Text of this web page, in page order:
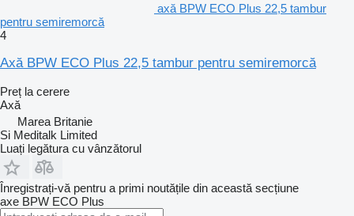
axă BPW ECO Plus 22,5 tambur
pentru semiremorcă
4
Axă BPW ECO Plus 22,5 tambur pentru semiremorcă
Preț la cerere
Axă
Marea Britanie
Si Meditalk Limited
Luați legătura cu vânzătorul
Înregistrați-vă pentru a primi noutățile din această secțiune
axe BPW ECO Plus